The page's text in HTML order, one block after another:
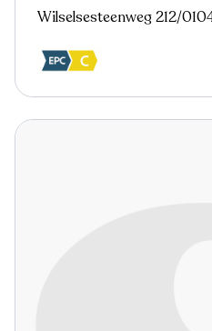
Wilselsesteenweg 212/